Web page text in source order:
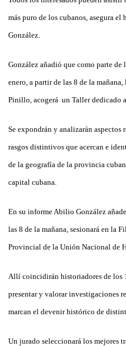
más puro de los cubanos, asegura
González.
González añadió que como parte de
enero, a partir de las 8 de la
Pinillo, acogerá un Taller dedicado
Se expondrán y analizarán aspectos
rasgos distintivos que acercan e
de la geografía de la provincia
capital cubana.
En su informe Abilio González
las 8 de la mañana, sesionará en la
Provincial de la Unión Nacional de
Allí coincidirán historiadores de los
presentar y valorar investigaciones
marcan el devenir histórico de
Un jurado seleccionará los mejores